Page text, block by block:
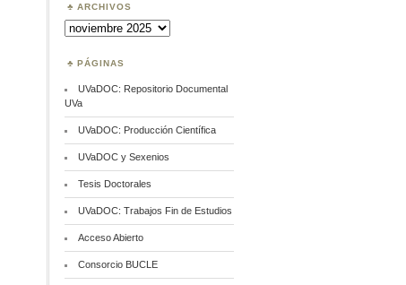
ARCHIVOS
Archivos
PÁGINAS
UVaDOC: Repositorio Documental
UVa
UVaDOC: Producción Científica
UVaDOC y Sexenios
Tesis Doctorales
UVaDOC: Trabajos Fin de Estudios
Acceso Abierto
Consorcio BUCLE